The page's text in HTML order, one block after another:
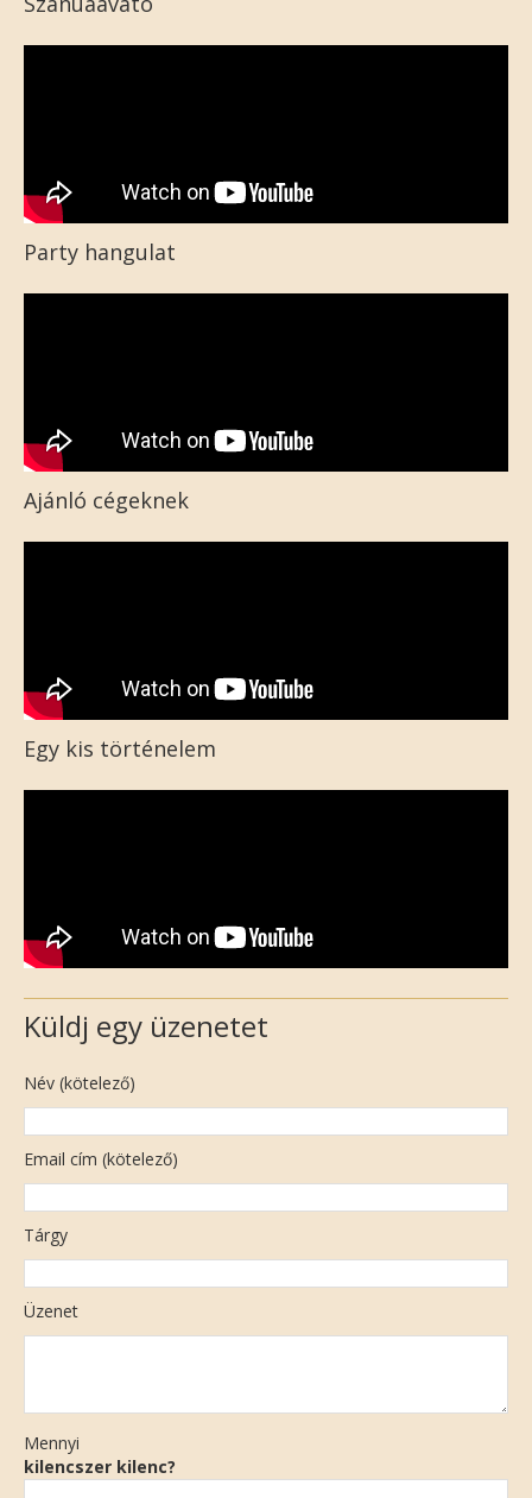
Party hangulat
Ajánló cégeknek
Egy kis történelem
Küldj egy üzenetet
Név (kötelező)
Email cím (kötelező)
Tárgy
Üzenet
Mennyi
kilencszer kilenc?